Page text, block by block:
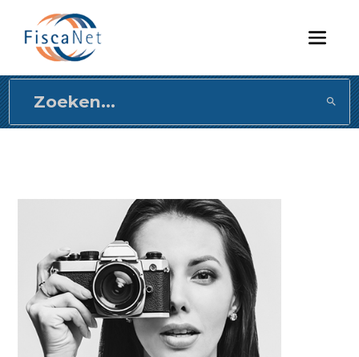
Direct
naar
content
gaan